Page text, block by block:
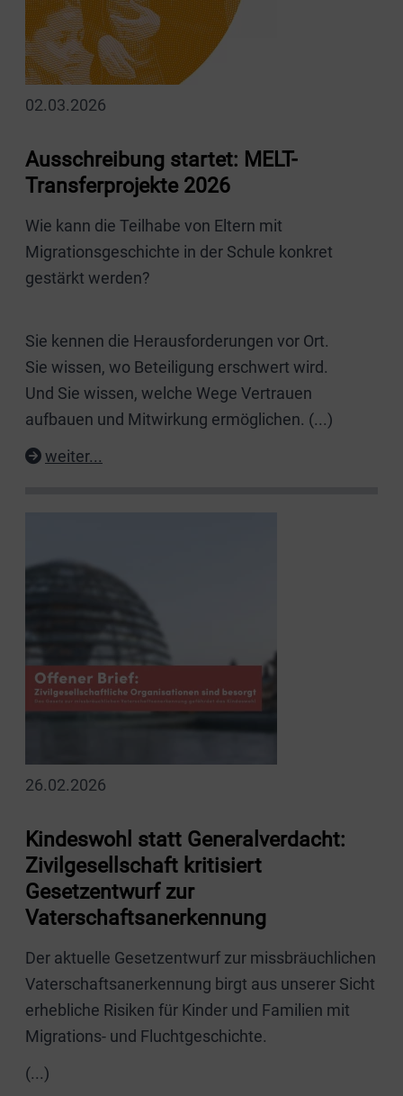
02.03.2026
Ausschreibung startet: MELT-
Transferprojekte 2026
Wie kann die Teilhabe von Eltern mit
Migrationsgeschichte in der Schule konkret
gestärkt werden?
Sie kennen die Herausforderungen vor Ort.
Sie wissen, wo Beteiligung erschwert wird.
Und Sie wissen, welche Wege Vertrauen
aufbauen und Mitwirkung ermöglichen. (...)
weiter...
26.02.2026
Kindeswohl statt Generalverdacht:
Zivilgesellschaft kritisiert
Gesetzentwurf zur
Vaterschaftsanerkennung
Der aktuelle Gesetzentwurf zur missbräuchlichen
Vaterschaftsanerkennung birgt aus unserer Sicht
erhebliche Risiken für Kinder und Familien mit
Migrations- und Fluchtgeschichte.
(...)